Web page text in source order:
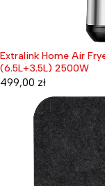
Extralink Home Air
(6.5L+3.5L) 2500W
499,00 zł